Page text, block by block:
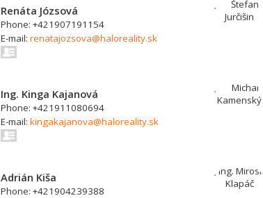
Renáta Józsová
Phone: +421907191154
E-mail: renatajozsova@haloreality.sk
Ing. Kinga Kajanová
Phone: +421911080694
E-mail: kingakajanova@haloreality.sk
Adrián Kiša
Phone: +421904239388